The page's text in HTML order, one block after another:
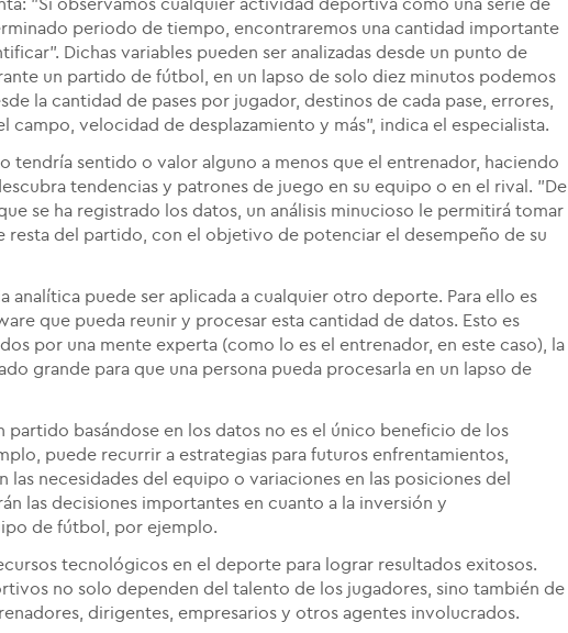
"Si observamos cualquier actividad deportiva como una serie de
periodo de tiempo, encontraremos una cantidad importante
Dichas variables pueden ser analizadas desde un punto de
un partido de fútbol, en un lapso de solo diez minutos podemos
la cantidad de pases por jugador, destinos de cada pase, errores,
campo, velocidad de desplazamiento y más", indica el especialista.
tendría sentido o valor alguno a menos que el entrenador, haciendo
tendencias y patrones de juego en su equipo o en el rival. "De
se ha registrado los datos, un análisis minucioso le permitirá tomar
resta del partido, con el objetivo de potenciar el desempeño de su
analítica puede ser aplicada a cualquier otro deporte. Para ello es
que pueda reunir y procesar esta cantidad de datos. Esto es
por una mente experta (como lo es el entrenador, en este caso), la
grande para que una persona pueda procesarla en un lapso de
partido basándose en los datos no es el único beneficio de los
puede recurrir a estrategias para futuros enfrentamientos,
necesidades del equipo o variaciones en las posiciones del
las decisiones importantes en cuanto a la inversión y
de fútbol, por ejemplo.
tecnológicos en el deporte para lograr resultados exitosos.
no solo dependen del talento de los jugadores, sino también de
dirigentes, empresarios y otros agentes involucrados.